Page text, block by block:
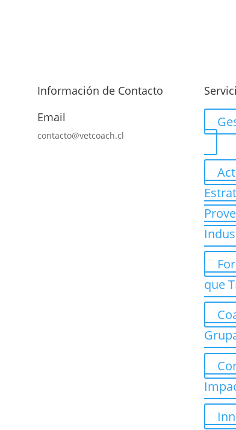
Información de Contacto
Email
contacto@vetcoach.cl
que